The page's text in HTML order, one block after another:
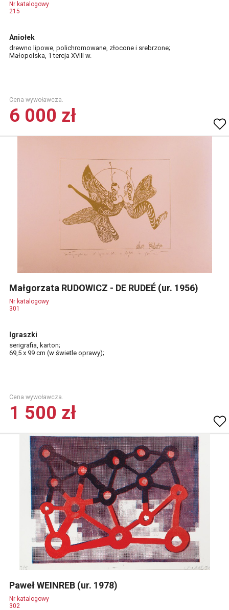
Nr katalogowy
215
Aniołek
drewno lipowe, polichromowane, złocone i srebrzone;
Małopolska, 1 tercja XVIII w.
Cena wywoławcza.
6 000 zł
Małgorzata RUDOWICZ - DE RUDEÉ (ur. 1956)
Nr katalogowy
301
Igraszki
serigrafia, karton;
69,5 x 99 cm (w świetle oprawy);
Cena wywoławcza.
1 500 zł
Paweł WEINREB (ur. 1978)
Nr katalogowy
302